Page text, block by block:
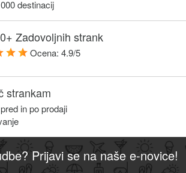
destinacij
Zadovoljnih strank
Ocena: 4.9/5
strankam
in po prodaji
Prijavi se na naše e-novice!